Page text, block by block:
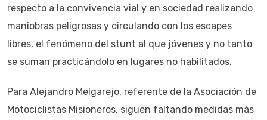
respecto a la convivencia vial y en sociedad realizando
maniobras peligrosas y circulando con los escapes
libres, el fenómeno del stunt al que jóvenes y no tanto
se suman practicándolo en lugares no habilitados.
Para Alejandro Melgarejo, referente de la Asociación de
Motociclistas Misioneros, siguen faltando medidas más